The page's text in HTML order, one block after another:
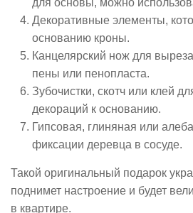
для основы, можно
Декоративные элементы,
основанию кроны.
Канцелярский нож для
пены или пенопласта.
Зубочистки, скотч или клей
декораций к основанию.
Гипсовая, глиняная или
фиксации деревца в сосуде.
Такой оригинальный подарок
поднимет настроение и будет
в квартире.